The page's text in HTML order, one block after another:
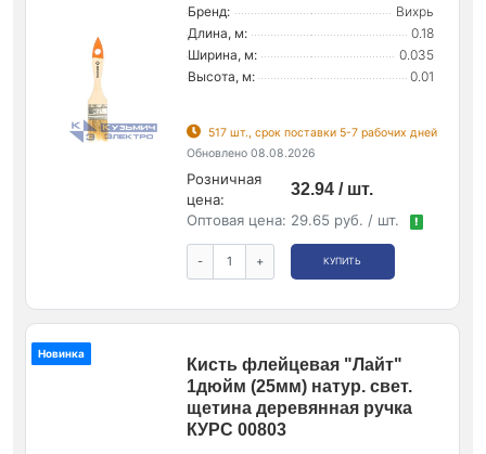
Бренд:
Вихрь
Длина, м:
0.18
Ширина, м:
0.035
Высота, м:
0.01
517 шт., срок поставки 5-7 рабочих дней
Обновлено 08.08.2026
Розничная
цена:
32.94 / шт.
Оптовая цена: 29.65 руб. / шт. !
- + КУПИТЬ
Новинка
Кисть флейцевая "Лайт"
1дюйм (25мм) натур. свет.
щетина деревянная ручка
КУРС 00803